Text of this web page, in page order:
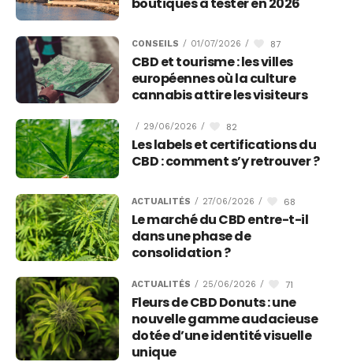
boutiques à tester en 2026
CONSEILS / 01/07/2026 / 87
CBD et tourisme : les villes
européennes où la culture
cannabis attire les visiteurs
/ 29/06/2026 / 82
Les labels et certifications du
CBD : comment s’y retrouver ?
ACTUALITÉS / 27/06/2026 / 68
Le marché du CBD entre-t-il
dans une phase de
consolidation ?
ACTUALITÉS / 25/06/2026 / 71
Fleurs de CBD Donuts : une
nouvelle gamme audacieuse
dotée d’une identité visuelle
unique